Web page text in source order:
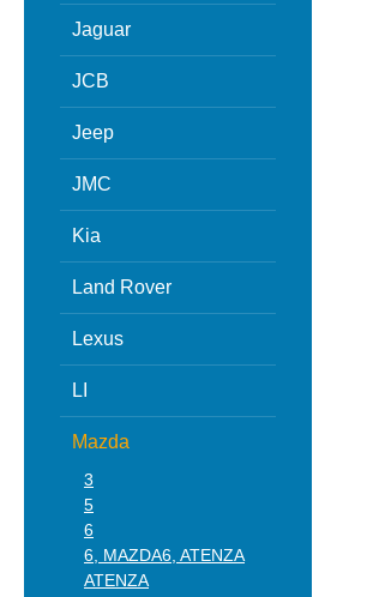
Jaguar
JCB
Jeep
JMC
Kia
Land Rover
Lexus
LI
Mazda
3
5
6
6, MAZDA6, ATENZA
ATENZA